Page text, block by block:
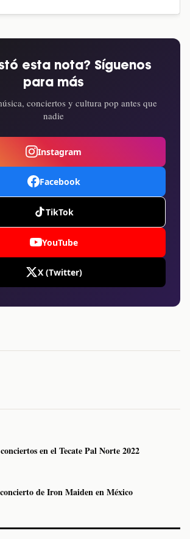
esta nota? Síguenos
para más
conciertos y cultura pop antes que
nadie
Instagram
Facebook
TikTok
YouTube
X (Twitter)
en el Tecate Pal Norte 2022
de Iron Maiden en México